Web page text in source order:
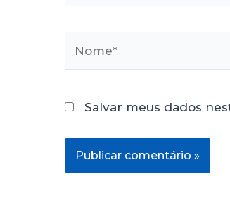
Salvar meus dados